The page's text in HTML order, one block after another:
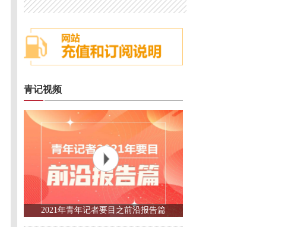
青记视频
2021年青年记者要目之前沿报告篇